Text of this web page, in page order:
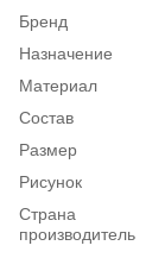
Бренд
Назначение
Материал
Состав
Размер
Рисунок
Страна
производитель